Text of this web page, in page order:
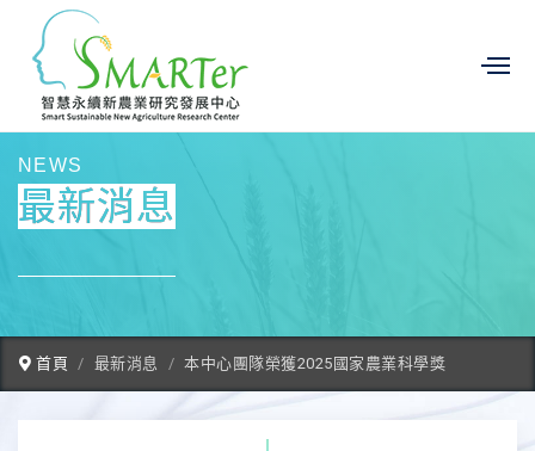
NEWS
最新消息
首頁 最新消息 本中心團隊榮獲2025國家農業科學獎